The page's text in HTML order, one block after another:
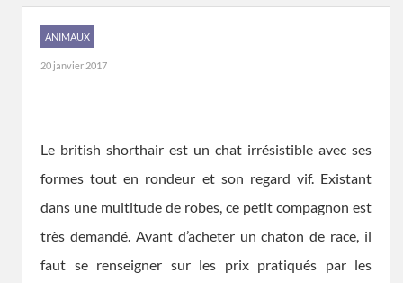
ANIMAUX
20 janvier 2017
Le british shorthair est un chat irrésistible avec ses
formes tout en rondeur et son regard vif. Existant
dans une multitude de robes, ce petit compagnon est
très demandé. Avant d’acheter un chaton de race, il
faut se renseigner sur les prix pratiqués par les